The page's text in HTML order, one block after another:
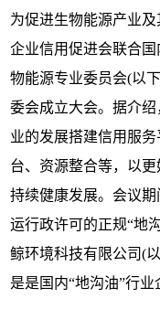
为促进生物能源产业及
企业信用促进会联合
物能源专业委员会(以
委会成立大会。据介
业的发展搭建信用服
台、资源整合等，以
持续健康发展。会议
运行政许可的正规“地
鲸环境科技有限公司(
是是国内“地沟油”行业